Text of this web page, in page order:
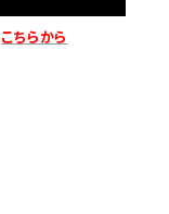
こちらから